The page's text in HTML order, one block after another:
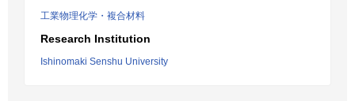
工業物理化学・複合材料
Research Institution
Ishinomaki Senshu University